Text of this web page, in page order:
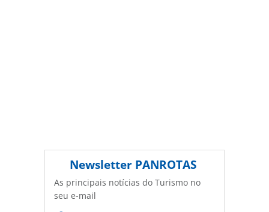
Newsletter PANROTAS
As principais notícias do Turismo no
seu e-mail